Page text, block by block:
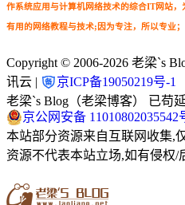
作系统应用与计算机网络技术的综合IT网站，
有用的网络教程与技术;因为专注，所以专业；
Copyright © 2006-2026 老梁`s
讯云 |
京ICP备19050219号-1
老梁`s Blog（老梁博客） 已苟
京公网安备 11010802035542
本站部分资源来自互联网收集,
资源不代表本站立场,如有侵权/